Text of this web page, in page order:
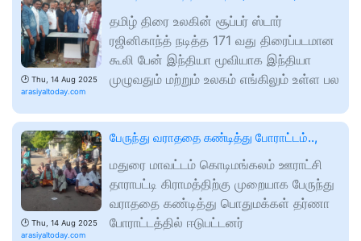
🕑 Thu, 14 Aug 2025
arasiyaltoday.com
தமிழ் திரை உலகின் சூப்பர் ஸ்டார்
ரஜினிகாந்த் நடித்த 171 வது திரைப்படமான
கூலி பேன் இந்தியா மூவியாக இந்தியா
முழுவதும் மற்றும் உலகம் எங்கிலும் உள்ள பல
🕑 Thu, 14 Aug 2025
arasiyaltoday.com
பேருந்து வராததை கண்டித்து போராட்டம்..,
மதுரை மாவட்டம் கொடிமங்கலம் ஊராட்சி
தாராபட்டி கிராமத்திற்கு முறையாக பேருந்து
வராததை கண்டித்து பொதுமக்கள் தர்ணா
போராட்டத்தில் ஈடுபட்டனர்